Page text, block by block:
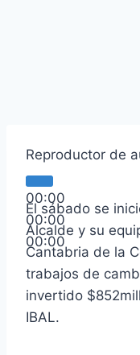
Reproductor de
00:00
00:00
00:00
El sábado se
Alcalde y su
Cantabria de la
trabajos de
invertido
IBAL.